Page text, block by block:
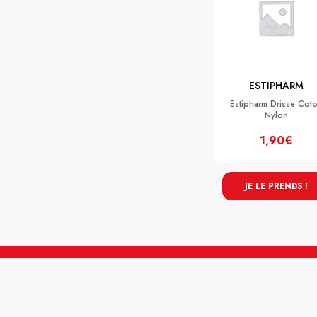
ESTIPHARM
Estipharm Drisse
Nylon
1,90€
JE LE PRENDS !